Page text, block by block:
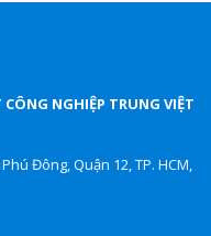
NGHIỆP TRUNG VIỆT
Đông, Quận 12, TP. HCM,